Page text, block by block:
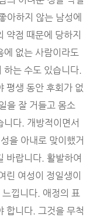
아하지 않는 남성에
약점 때문에 당하지
에 없는 사람이라도
하는 수도 있습니다.
평생 동안 후회가 없
을 잘 거들고 몸소
니다. 개방적이면서
을 아내로 맞이했거
바랍니다. 활발하여
린 여성이 정일생이
낍니다. 애정의 표
합니다. 그것을 무척